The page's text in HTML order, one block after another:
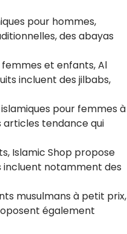
pour hommes,
des abayas
et enfants, Al
incluent des jilbabs,
pour femmes à
articles tendance qui
Islamic Shop propose
incluent notamment des
musulmans à petit prix,
également